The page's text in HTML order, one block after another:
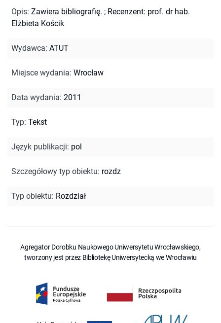
Opis: Zawiera bibliografię. ; Recenzent: prof. dr hab.
Elżbieta Kościk
Wydawca: ATUT
Miejsce wydania: Wrocław
Data wydania: 2011
Typ: Tekst
Język publikacji: pol
Szczegółowy typ obiektu: rozdz
Typ obiektu: Rozdział
Agregator Dorobku Naukowego Uniwersytetu Wrocławskiego,
tworzony jest przez Bibliotekę Uniwersytecką we Wrocławiu